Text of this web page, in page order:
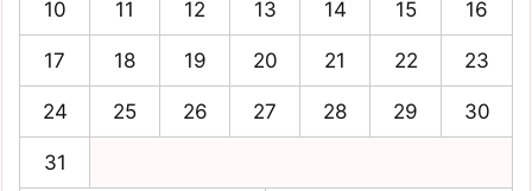
10 11 12 13 14 15 16
17 18 19 20 21 22 23
24 25 26 27 28 29 30
31